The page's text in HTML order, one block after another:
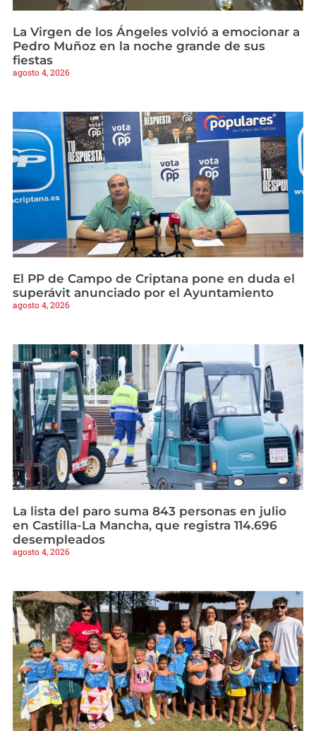
La Virgen de los Ángeles volvió a emocionar a
Pedro Muñoz en la noche grande de sus
fiestas
agosto 4, 2026
El PP de Campo de Criptana pone en duda el
superávit anunciado por el Ayuntamiento
agosto 4, 2026
La lista del paro suma 843 personas en julio
en Castilla-La Mancha, que registra 114.696
desempleados
agosto 4, 2026